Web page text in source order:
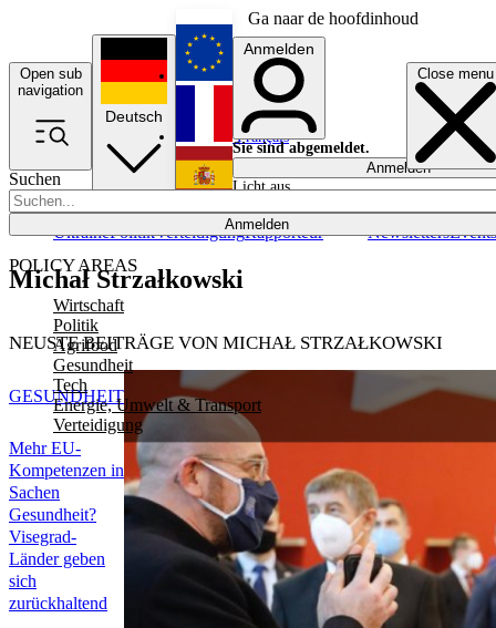
Ga naar de hoofdinhoud
Open sub
navigation
Close menu
Suchen
Anmelden
POLICY AREAS
Wirtschaft
Politik
Agrifood
Gesundheit
Tech
Energie, Umwelt & Transport
Verteidigung
UkrainePolitikVerteidigungRapporteur NewslettersEvents
Deutsch
English
Français
Anmelden
Sie sind abgemeldet.
Anmelden
Licht aus
Michał Strzałkowski
NEUSTE BEITRÄGE VON MICHAŁ STRZAŁKOWSKI
Mehr EU-
Kompetenzen in
Sachen
Gesundheit?
Visegrad-
Länder geben
sich
zurückhaltend
GESUNDHEIT